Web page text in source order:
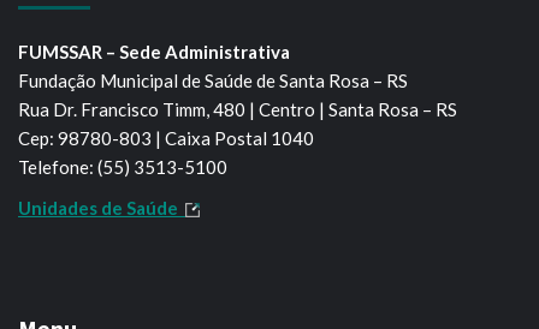
FUMSSAR – Sede Administrativa
Fundação Municipal de Saúde de Santa Rosa – RS
Rua Dr. Francisco Timm, 480 | Centro | Santa Rosa – RS
Cep: 98780-803 | Caixa Postal 1040
Telefone: (55) 3513-5100
Unidades de Saúde